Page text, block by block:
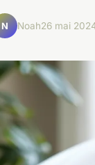
N Noah26 mai